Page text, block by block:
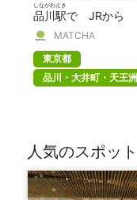
品川駅
しながわえき
で JRから
京急線・新幹線
乗
の
り換
か
える
MATCHA
東京都
品川・大井町・天王洲
人気のスポット